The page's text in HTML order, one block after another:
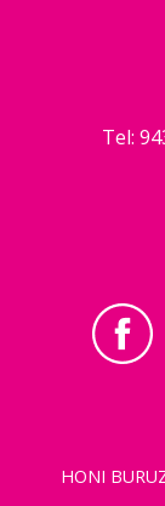
Tel:
HONI